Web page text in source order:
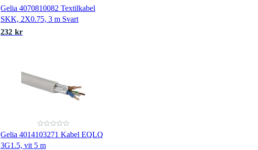
Gelia 4070810082 Textilkabel
SKK, 2X0.75, 3 m Svart
232 kr
Gelia 4014103271 Kabel EQLQ
3G1.5, vit 5 m